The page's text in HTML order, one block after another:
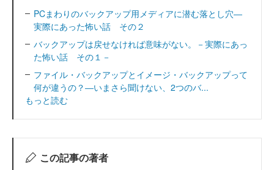
PCまわりのバックアップ用メディアに潜む落とし穴―
実際にあった怖い話 その２
バックアップは戻せなければ意味がない。－実際にあっ
た怖い話 その１－
ファイル・バックアップとイメージ・バックアップって
何が違うの？―いまさら聞けない、2つのバ...
もっと読む
この記事の著者